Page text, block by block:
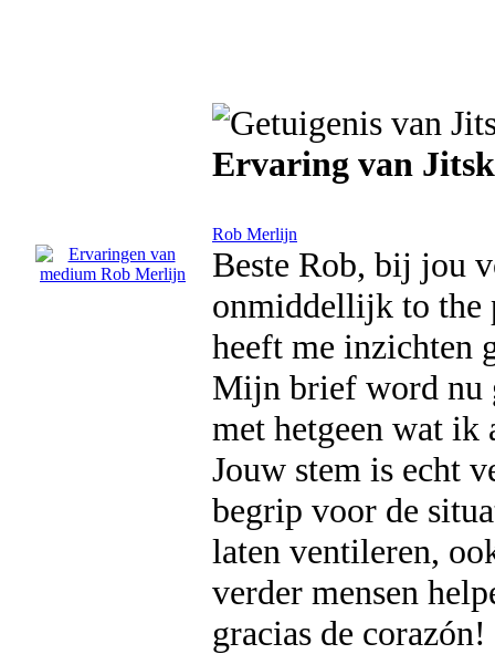
Ervaring van
Rob Merlijn
Beste Rob, bij jou
onmiddellijk to the
heeft me inzichten
Mijn brief word nu
met hetgeen wat ik
Jouw stem is echt
begrip voor de
laten ventileren,
verder mensen
gracias de corazón!